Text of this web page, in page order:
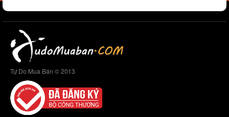
Tự Do Mua Bán © 2013